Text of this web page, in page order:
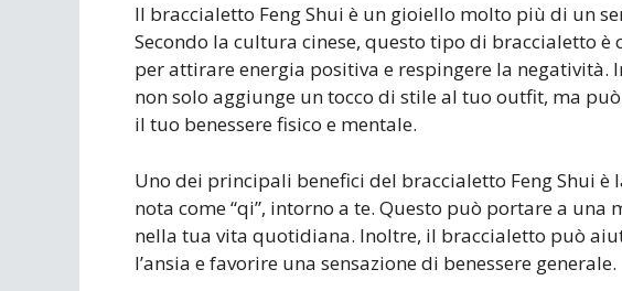
Il braccialetto Feng Shui è un gioiello molto più di un
Secondo la cultura cinese, questo tipo di braccialetto
per attirare energia positiva e respingere la negatività.
non solo aggiunge un tocco di stile al tuo outfit, ma
il tuo benessere fisico e mentale.
Uno dei principali benefici del braccialetto Feng Shui è
nota come “qi”, intorno a te. Questo può portare a
nella tua vita quotidiana. Inoltre, il braccialetto può
l’ansia e favorire una sensazione di benessere generale.